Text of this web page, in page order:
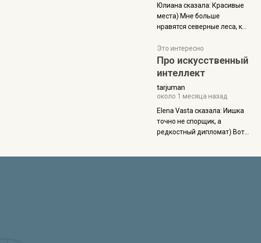
конструкцию с отдельным
внешним тентом и сетчатой
внутренней палаткой, а ее
комплектации составляет
около 845 г. Палатка весит
менее
Юлиана сказалa: Красивые
места) Мне больше
нравятся северные леса, как
южной тайги
Это интересно
Про искусственный
интеллект
tarjuman
около 1 месяца назад
Elena Vasta сказалa: Иишка
точно не спорщик, а
редкостный дипломат) Вот,